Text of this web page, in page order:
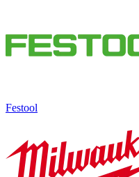
Festool